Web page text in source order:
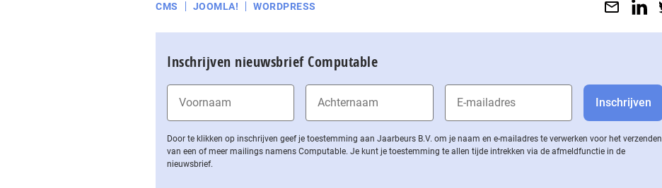
CMS JOOMLA! WORDPRESS
Inschrijven nieuwsbrief Computable
Door te klikken op inschrijven geef je toestemming aan Jaarbeurs B.V. om je naam en e-mailadres te verwerken voor het verzenden
van een of meer mailings namens Computable. Je kunt je toestemming te allen tijde intrekken via de af­meld­func­tie in de
nieuwsbrief.